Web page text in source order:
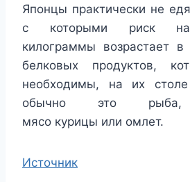
Японцы практически не
с которыми риск
килограммы возрастает
белковых продуктов,
необходимы, на их столе
обычно это рыба,
мясо курицы или омлет.
Источник